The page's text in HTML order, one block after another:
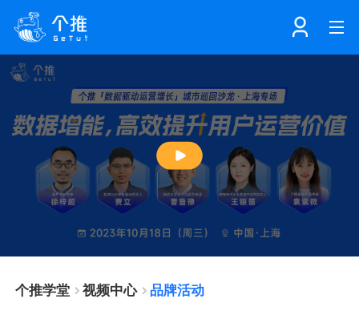
首页
产品
个知·智能工作站
个知·智能运营AIBI
解决方案
个知·智能工作站
数据工坊
注册 登录
Play
Video
个推学堂 视频中心 品牌活动